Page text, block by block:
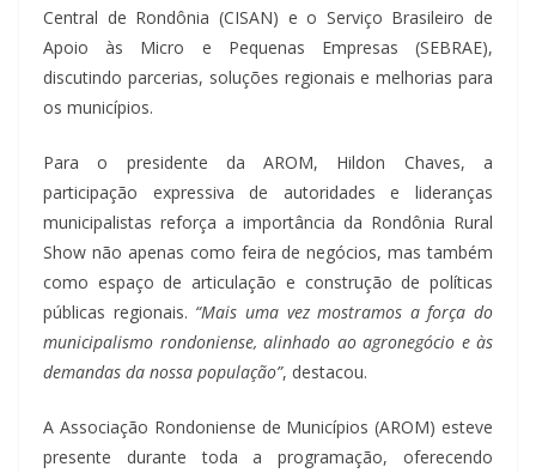
Central de Rondônia (CISAN) e o Serviço Brasileiro de
Apoio às Micro e Pequenas Empresas (SEBRAE),
discutindo parcerias, soluções regionais e melhorias para
os municípios.
Para o presidente da AROM, Hildon Chaves, a
participação expressiva de autoridades e lideranças
municipalistas reforça a importância da Rondônia Rural
Show não apenas como feira de negócios, mas também
como espaço de articulação e construção de políticas
públicas regionais. “Mais uma vez mostramos a força do
municipalismo rondoniense, alinhado ao agronegócio e às
demandas da nossa população”, destacou.
A Associação Rondoniense de Municípios (AROM) esteve
presente durante toda a programação, oferecendo